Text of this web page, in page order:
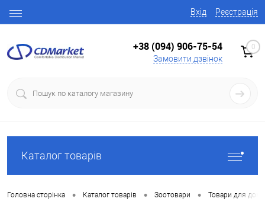
Вхід Реєстрація
+38 (094) 906-75-54
Замовити дзвінок
0
Каталог товарів
Головна сторінка • Каталог товарів • Зоотовари • Товари для